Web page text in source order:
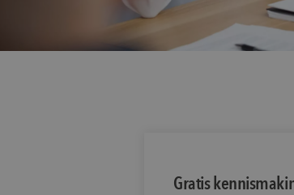
Gratis